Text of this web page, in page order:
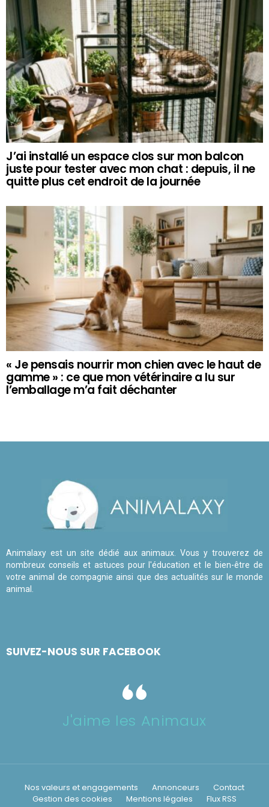
J’ai installé un espace clos sur mon balcon
juste pour tester avec mon chat : depuis, il ne
quitte plus cet endroit de la journée
« Je pensais nourrir mon chien avec le haut de
gamme » : ce que mon vétérinaire a lu sur
l’emballage m’a fait déchanter
Animalaxy est un site dédié aux animaux. Vous y trouverez de
nombreux conseils et astuces pour l'éducation et le bien-être de
votre animal de compagnie ainsi que des actualités sur le monde
animal.
SUIVEZ-NOUS SUR FACEBOOK
J'aime les Animaux
Nos valeurs et engagements Annonceurs
Contact
Gestion des cookies
Mentions légales Flux RSS